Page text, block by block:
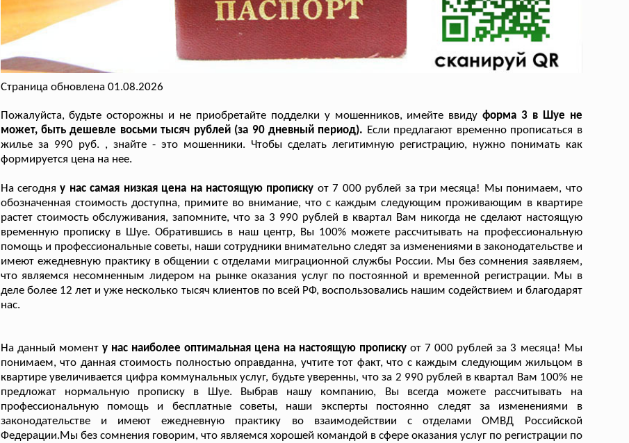
Страница обновлена 01.08.2026
Пожалуйста, будьте осторожны и не приобретайте подделки у мошенников, имейте ввидуформа 3 в Шуе не
может, быть дешевле восьми тысяч рублей (за 90 дневный период). Если предлагают временно прописаться в
жилье за 990 руб. , знайте - это мошенники. Чтобы сделать легитимную регистрацию, нужно понимать как
формируется цена на нее.
На сегодня у нас самая низкая цена на настоящую прописку от 7 000 рублей за три месяца! Мы понимаем, что
обозначенная стоимость доступна, примите во внимание, что с каждым следующим проживающим в квартире
растет стоимость обслуживания, запомните, что за 3 990 рублей в квартал Вам никогда не сделают настоящую
временную прописку в Шуе. Обратившись в наш центр, Вы 100% можете рассчитывать на профессиональную
помощь и профессиональные советы, наши сотрудники внимательно следят за изменениями в законодательстве и
имеют ежедневную практику в общении с отделами миграционной службы России. Мы без сомнения заявляем,
что являемся несомненным лидером на рынке оказания услуг по постоянной и временной регистрации. Мы в
деле более 12 лет и уже несколько тысяч клиентов по всей РФ, воспользовались нашим содействием и благодарят
нас.
На данный моменту нас наиболее оптимальная цена на настоящую прописку от 7 000 рублей за 3 месяца! Мы
понимаем, что данная стоимость полностью оправданна, учтите тот факт, что с каждым следующим жильцом в
квартире увеличивается цифра коммунальных услуг, будьте уверенны, что за 2 990 рублей в квартал Вам 100% не
предложат нормальную прописку в Шуе. Выбрав нашу компанию, Вы всегда можете рассчитывать на
профессиональную помощь и бесплатные советы, наши эксперты постоянно следят за изменениями в
законодательстве и имеют ежедневную практику во взаимодействии с отделами ОМВД Российской
Федерации.Мы без сомнения говорим, что являемся хорошей командой в сфере оказания услуг по регистрации по